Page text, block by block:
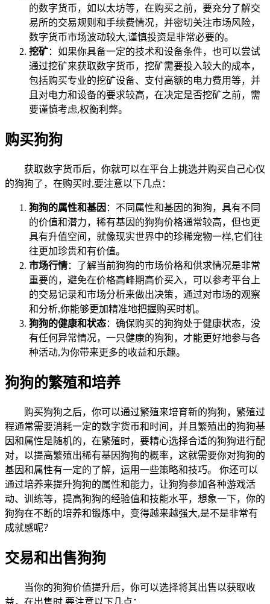
的数字货币，如以太坊等，在购买之前，要充分了解交
易所的交易规则和手续费情况，并密切关注市场风险，
数字货币市场波动较大,谨慎投资是非常必要的。
挖矿：如果你具备一定的技术和设备条件，也可以尝试
通过挖矿来获取数字货币，挖矿需要投入较大的成本，
包括购买专业的挖矿设备、支付高额的电力费用等，并
且对电力和设备的要求较高，在决定是否挖矿之前，需
要谨慎考虑,权衡利弊。
购买狗狗
获取数字货币后，你就可以在平台上挑选并购买自己心仪
的狗狗了，在购买时,要注意以下几点：
狗狗的属性和基因 ：不同属性和基因的狗狗，具有不同
的价值和潜力，稀有基因的狗狗价格通常较高，但也更
具有升值空间，就像现实世界中的珍稀宠物一样,它们往
往更加珍贵和有价值。
市场行情：了解当前狗狗的市场价格和供求情况是非常
重要的，避免在价格高峰期高价买入，可以参考平台上
的交易记录和市场分析来做出决策，通过对市场的观察
和分析,你能够更加精准地把握购买时机。
狗狗的健康和状态：确保购买的狗狗处于健康状态，没
有任何异常情况，一只健康的狗狗，才能更好地参与各
种活动,为你带来更多的收益和乐趣。
狗狗的繁殖和培养
购买狗狗之后，你可以通过繁殖来培育新的狗狗，繁殖过
程通常需要消耗一定的数字货币和时间，并且繁殖出的狗狗基
因和属性是随机的，在繁殖时，要精心选择合适的狗狗进行配
对，以提高繁殖出稀有基因狗狗的概率，这就需要你对狗狗的
基因和属性有一定的了解，运用一些策略和技巧。 你还可以
通过培养来提升狗狗的属性和能力，让狗狗参加各种游戏活
动、训练等，提高狗狗的经验值和技能水平，想象一下，你的
狗狗在不断的培养和锻炼中，变得越来越强大,是不是非常有
成就感呢？
交易和出售狗狗
当你的狗狗价值提升后，你可以选择将其出售以获取收
益，在出售时,要注意以下几点：